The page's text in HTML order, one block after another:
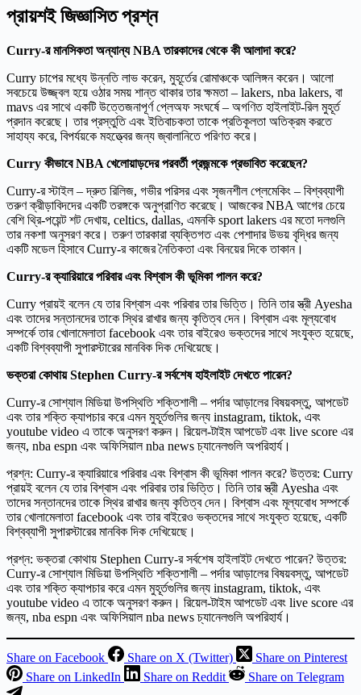
প্রায়শই জিজ্ঞাসিত প্রশ্ন
Curry-র মানসিকতা অন্যান্য NBA তারকাদের থেকে কী আলাদা করে?
Curry চাপের মধ্যে উন্নতি লাভ করেন, মুহূর্তের রোমাঞ্চকে আলিঙ্গন করেন। আলো
সবচেয়ে উজ্জ্বল হয়ে ওঠার সময় শান্ত থাকার তার ক্ষমতা – lakers, nba lakers, বা
mavs এর সাথে একটি উত্তেজনাপূর্ণ প্লেঅফ সংঘর্ষে – অগণিত হাইলাইট-রিল মুহূর্ত
প্রদান করেছে। তার প্রস্তুতি এবং ইতিবাচকতা তাকে প্রতিকূলতা অতিক্রম করতে
সাহায্য করে, বিপর্যয়কে মহত্ত্বের জন্য জ্বালানিতে পরিণত করে।
Curry কীভাবে NBA খেলোয়াড়দের পরবর্তী প্রজন্মকে প্রভাবিত করেছেন?
Curry-র স্টাইল – দ্রুত রিলিজ, গভীর পরিসর এবং সৃজনশীল প্লেমেকিং – বিশ্বব্যাপী
তরুণ ক্রীড়াবিদদের একটি তরঙ্গকে অনুপ্রাণিত করেছে। আজকের NBA আগের চেয়ে
বেশি থ্রি-পয়েন্ট শট দেখায়, celtics, dallas, এমনকি sport lakers এর মতো দলগুলি
তার নকশা অনুসরণ করে। তরুণ তারকারা ব্যক্তিগত এবং পেশাদার উভয় বৃদ্ধির জন্য
একটি মডেল হিসাবে Curry-র কাজের নৈতিকতা এবং বিনয়ের দিকে তাকান।
Curry-র ক্যারিয়ারে পরিবার এবং বিশ্বাস কী ভূমিকা পালন করে?
Curry প্রায়ই বলেন যে তার বিশ্বাস এবং পরিবার তার ভিত্তি। তিনি তার স্ত্রী Ayesha
এবং তাদের সন্তানদের তাকে স্থির রাখার জন্য কৃতিত্ব দেন। বিশ্বাস এবং মূল্যবোধ
সম্পর্কে তার খোলামেলাতা facebook এবং তার বাইরেও ভক্তদের সাথে সংযুক্ত হয়েছে,
একটি বিশ্বব্যাপী সুপারস্টারের মানবিক দিক দেখিয়েছে।
ভক্তরা কোথায় Stephen Curry-র সর্বশেষ হাইলাইট দেখতে পারেন?
Curry-র সোশ্যাল মিডিয়া উপস্থিতি শক্তিশালী – পর্দার আড়ালের বিষয়বস্তু, আপডেট
এবং তার শক্তি ক্যাপচার করে এমন মুহূর্তগুলির জন্য instagram, tiktok, এবং
youtube video এ তাকে অনুসরণ করুন। রিয়েল-টাইম আপডেট এবং live score এর
জন্য, nba espn এবং অফিসিয়াল nba news চ্যানেলগুলি অপরিহার্য।
প্রশ্ন: Curry-র ক্যারিয়ারে পরিবার এবং বিশ্বাস কী ভূমিকা পালন করে? উত্তর: Curry
প্রায়ই বলেন যে তার বিশ্বাস এবং পরিবার তার ভিত্তি। তিনি তার স্ত্রী Ayesha এবং
তাদের সন্তানদের তাকে স্থির রাখার জন্য কৃতিত্ব দেন। বিশ্বাস এবং মূল্যবোধ সম্পর্কে
তার খোলামেলাতা facebook এবং তার বাইরেও ভক্তদের সাথে সংযুক্ত হয়েছে, একটি
বিশ্বব্যাপী সুপারস্টারের মানবিক দিক দেখিয়েছে।
প্রশ্ন: ভক্তরা কোথায় Stephen Curry-র সর্বশেষ হাইলাইট দেখতে পারেন? উত্তর:
Curry-র সোশ্যাল মিডিয়া উপস্থিতি শক্তিশালী – পর্দার আড়ালের বিষয়বস্তু, আপডেট
এবং তার শক্তি ক্যাপচার করে এমন মুহূর্তগুলির জন্য instagram, tiktok, এবং
youtube video এ তাকে অনুসরণ করুন। রিয়েল-টাইম আপডেট এবং live score এর
জন্য, nba espn এবং অফিসিয়াল nba news চ্যানেলগুলি অপরিহার্য।
Share on Facebook Share on X (Twitter)
Share on Pinterest
Share on LinkedIn
Share on Reddit Share on Telegram